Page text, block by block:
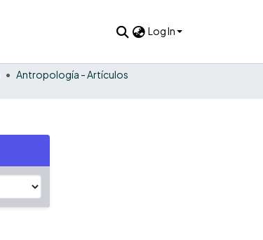
Log In
Antropología - Artículos